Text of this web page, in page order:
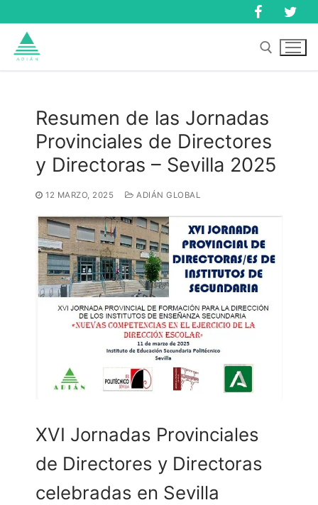
al
contenido
Buscar:
Inicio
Quiénes somos
Adián Almería
Adián Granada
Noticias
Consejería de Educación
FEDADi
Contacto
Hazte Socio
Resumen de las Jornadas
Provinciales de Directores
y Directoras – Sevilla 2025
12 MARZO, 2025 ADIÁN GLOBAL
XVI Jornadas Provinciales
de Directores y Directoras
celebradas en Sevilla